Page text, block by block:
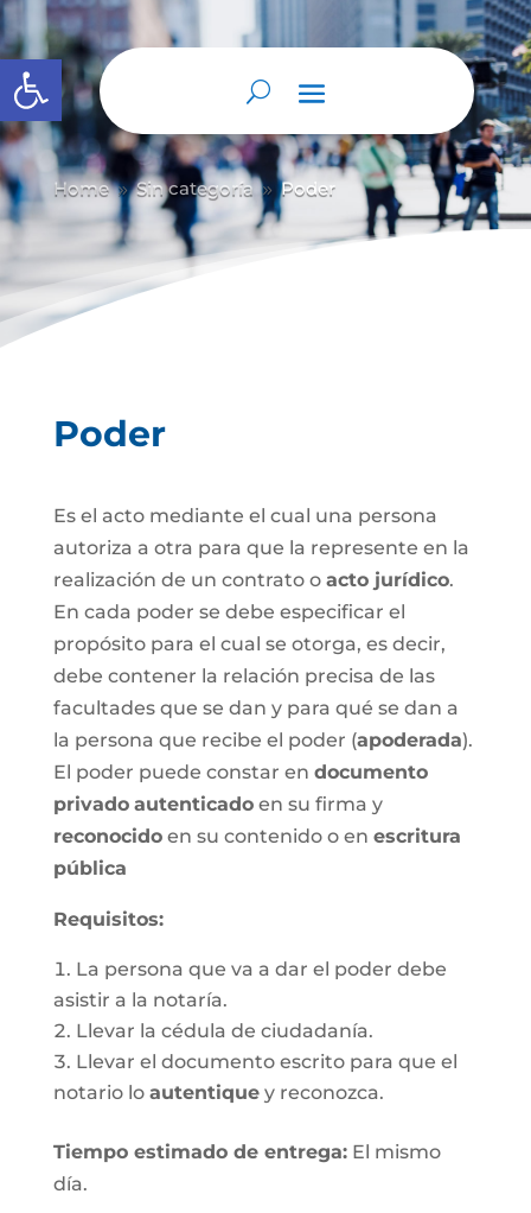
Abrir barra de herramientas
Home 9 Sin categoría 9 Poder
Poder
Es el acto mediante el cual una persona
autoriza a otra para que la represente en la
realización de un contrato o acto jurídico.
En cada poder se debe especificar el
propósito para el cual se otorga, es decir,
debe contener la relación precisa de las
facultades que se dan y para qué se dan a
la persona que recibe el poder (apoderada).
El poder puede constar en documento
privado autenticadoen su firma y
reconocidoen su contenido o en escritura
pública
Requisitos:
La persona que va a dar el poder debe
asistir a la notaría.
Llevar la cédula de ciudadanía.
Llevar el documento escrito para que el
notario lo autentiquey reconozca.
Tiempo estimado de entrega:El mismo
día.